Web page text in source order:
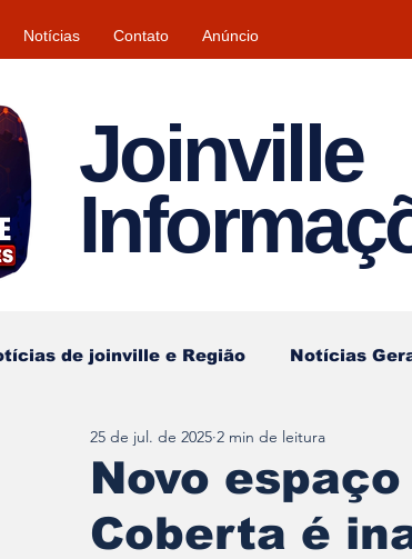
Notícias Contato Anúncio
Joinville
de joinville e Região Notícias
Tempo\clima
Novo
Coberta é
25 de jul. de 2025 2 min de leitura